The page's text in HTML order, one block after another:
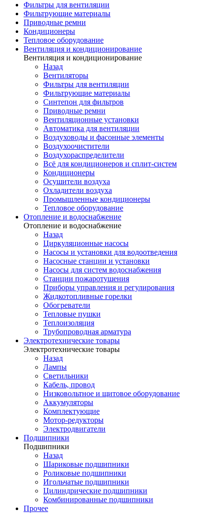
Фильтры для вентиляции
Фильтрующие материалы
Приводные ремни
Кондиционеры
Тепловое оборудование
Вентиляция и кондиционирование
Вентиляция и кондиционирование
Назад
Вентиляторы
Фильтры для вентиляции
Фильтрующие материалы
Синтепон для фильтров
Приводные ремни
Вентиляционные установки
Автоматика для вентиляции
Воздуховоды и фасонные элементы
Воздухоочистители
Воздухораспределители
Всё для кондиционеров и сплит-систем
Кондиционеры
Осушители воздуха
Охладители воздуха
Промышленные кондиционеры
Тепловое оборудование
Отопление и водоснабжение
Отопление и водоснабжение
Назад
Циркуляционные насосы
Насосы и установки для водоотведения
Насосные станции и установки
Насосы для систем водоснабжения
Станции пожаротушения
Приборы управления и регулирования
Жидкотопливные горелки
Обогреватели
Тепловые пушки
Теплоизоляция
Трубопроводная арматура
Электротехнические товары
Электротехнические товары
Назад
Лампы
Светильники
Кабель, провод
Низковольтное и щитовое оборудование
Аккумуляторы
Комплектующие
Мотор-редукторы
Электродвигатели
Подшипники
Подшипники
Назад
Шариковые подшипники
Роликовые подшипники
Игольчатые подшипники
Цилиндрические подшипники
Комбинированные подшипники
Прочее